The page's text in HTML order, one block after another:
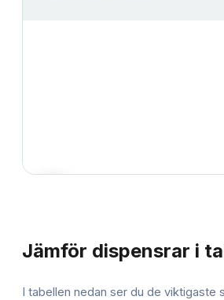
Jämför dispensrar i
I tabellen nedan ser du de viktigaste